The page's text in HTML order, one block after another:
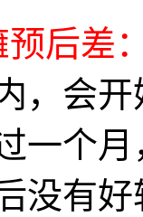
后差
，会
一个
没有